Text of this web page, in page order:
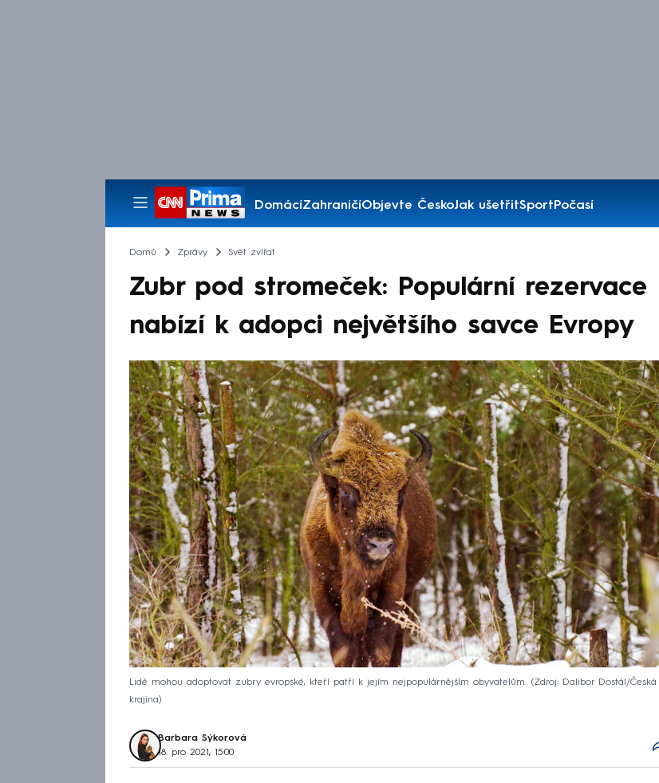
DomácíZahraničíObjevte ČeskoJak ušetřitSportPočasí
Pořady
Domů Zprávy Svět zvířat
Zubr pod stromeček: Populární rezervace
nabízí k adopci největšího savce Evropy
Lidé mohou adoptovat zubry evropské, kteří patří k jejím nejpopulárnějším obyvatelům.
Zdroj: Dalibor Dostál/Česká
krajina
Barbara Sýkorová
18. pro 2021, 15:00